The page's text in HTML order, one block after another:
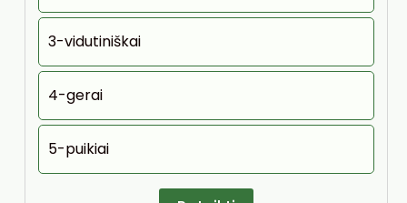
3-vidutiniškai
4-gerai
5-puikiai